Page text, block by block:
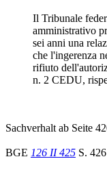
Il Tribunale
amministrativo
sei anni una
che l'ingerenza
rifiuto
n. 2 CEDU,
Sachverhalt ab Seite
BGE 126 II 425 S. 426